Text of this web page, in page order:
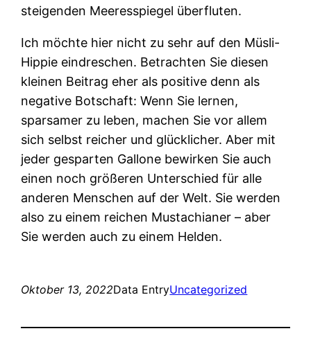
steigenden Meeresspiegel überfluten.
Ich möchte hier nicht zu sehr auf den Müsli-
Hippie eindreschen. Betrachten Sie diesen
kleinen Beitrag eher als positive denn als
negative Botschaft: Wenn Sie lernen,
sparsamer zu leben, machen Sie vor allem
sich selbst reicher und glücklicher. Aber mit
jeder gesparten Gallone bewirken Sie auch
einen noch größeren Unterschied für alle
anderen Menschen auf der Welt. Sie werden
also zu einem reichen Mustachianer – aber
Sie werden auch zu einem Helden.
Oktober 13, 2022Data EntryUncategorized